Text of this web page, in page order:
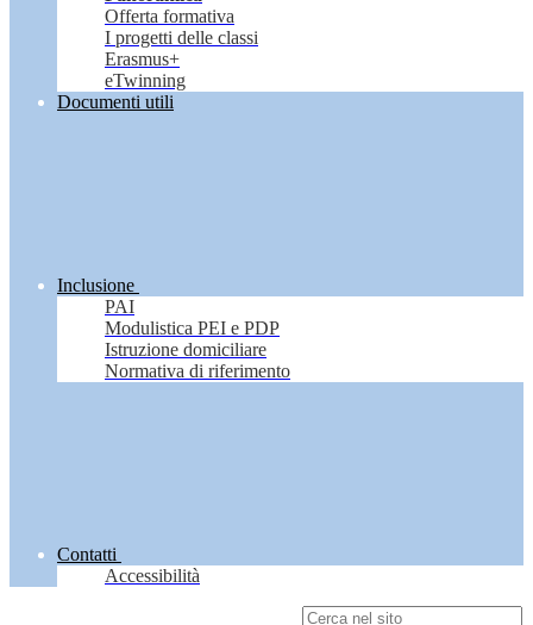
Offerta formativa
I progetti delle classi
Erasmus+
eTwinning
Documenti utili
Inclusione
PAI
Modulistica PEI e PDP
Istruzione domiciliare
Normativa di riferimento
Contatti
Accessibilità